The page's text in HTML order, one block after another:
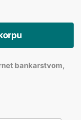
bankarstvom,